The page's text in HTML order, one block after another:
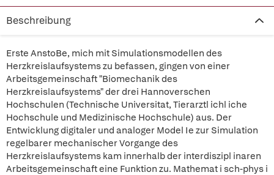
Beschreibung
Erste AnstoBe, mich mit Simulationsmodellen des
Herzkreislaufsystems zu befassen, gingen von einer
Arbeitsgemeinschaft "Biomechanik des
Herzkreislaufsystems" der drei Hannoverschen
Hochschulen (Technische Universitat, Tierarztl ichl iche
Hochschule und Medizinische Hochschule) aus. Der
Entwicklung digitaler und analoger Model Ie zur Simulation
regelbarer mechanischer Vorgange des
Herzkreislaufsystems kam innerhalb der interdiszipl inaren
Arbeitsgemeinschaft eine Funktion zu. Mathemat i sch-phys i